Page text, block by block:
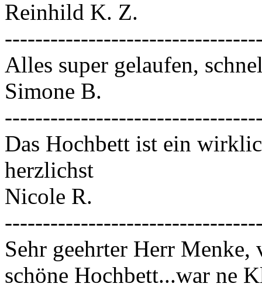
Reinhild K. Z.
Alles super gelaufen,
Simone B.
Das Hochbett ist ein
herzlichst
Nicole R.
Sehr geehrter Herr
schöne Hochbett...war ne